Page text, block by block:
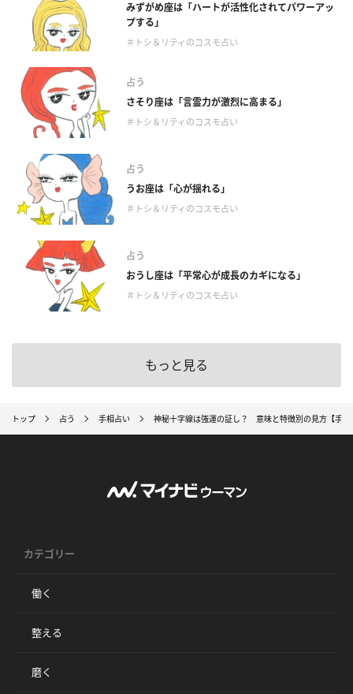
みずがめ座は「ハートが活性化されてパワーアッ
プする」
＃トシ＆リティのコスモ占い
占う
さそり座は「言霊力が激烈に高まる」
＃トシ＆リティのコスモ占い
占う
うお座は「心が揺れる」
＃トシ＆リティのコスモ占い
占う
おうし座は「平常心が成長のカギになる」
＃トシ＆リティのコスモ占い
もっと見る
トップ 占う 手相占い 神秘十字線は強運の証し？ 意味と特徴別の見方【手相
カテゴリー
働く
整える
磨く